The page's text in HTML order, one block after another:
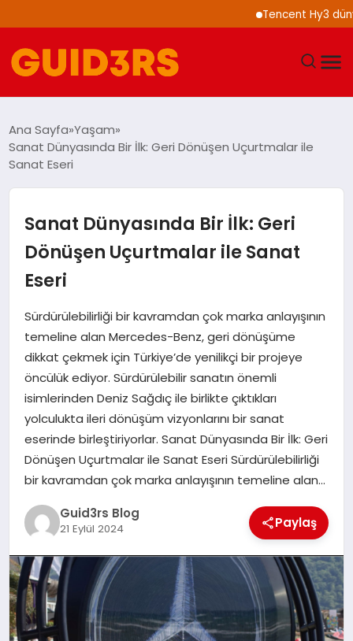
Tencent Hy3 dünya
YAŞAM
SAĞLIK
EKONOMI
MAGAZIN
EĞITIM
Ana Sayfa Yaşam
Sanat Dünyasında Bir İlk: Geri Dönüşen Uçurtmalar ile
Sanat Eseri
Sanat Dünyasında Bir İlk: Geri
Dönüşen Uçurtmalar ile Sanat
Eseri
Sürdürülebilirliği bir kavramdan çok marka anlayışının
temeline alan Mercedes-Benz, geri dönüşüme
dikkat çekmek için Türkiye’de yenilikçi bir projeye
öncülük ediyor. Sürdürülebilir sanatın önemli
isimlerinden Deniz Sağdıç ile birlikte çıktıkları
yolculukta ileri dönüşüm vizyonlarını bir sanat
eserinde birleştiriyorlar. Sanat Dünyasında Bir İlk: Geri
Dönüşen Uçurtmalar ile Sanat Eseri Sürdürülebilirliği
bir kavramdan çok marka anlayışının temeline alan…
Guid3rs Blog
21 Eylül 2024 Paylaş